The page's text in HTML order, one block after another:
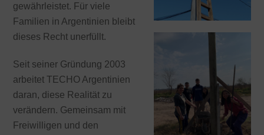
gewährleistet. Für viele
Familien in Argentinien bleibt
dieses Recht unerfüllt.
Seit seiner Gründung 2003
arbeitet TECHO Argentinien
daran, diese Realität zu
verändern. Gemeinsam mit
Freiwilligen und den